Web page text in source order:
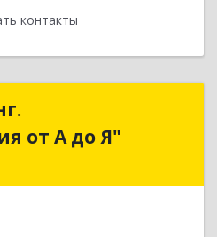
контакты
Назад
от А до Я"
1С:Франчайзинг.
от А до Я"